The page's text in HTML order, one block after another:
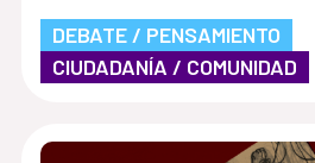
DEBATE / PENSAMIENTO
CIUDADANÍA / COMUNIDAD